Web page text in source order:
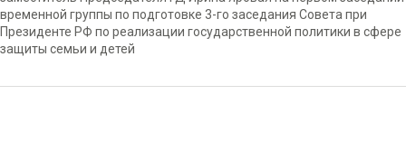
временной группы по подготовке 3-го заседания Совета при
Президенте РФ по реализации государственной политики в сфере
защиты семьи и детей